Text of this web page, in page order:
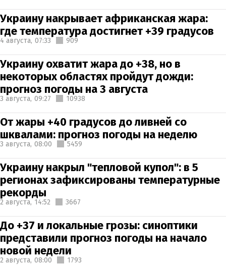
Украину накрывает африканская жара:
где температура достигнет +39 градусов
4 августа, 07:33 909
Украину охватит жара до +38, но в
некоторых областях пройдут дожди:
прогноз погоды на 3 августа
3 августа, 09:27 10938
От жары +40 градусов до ливней со
шквалами: прогноз погоды на неделю
3 августа, 08:00 5459
Украину накрыл "тепловой купол": в 5
регионах зафиксированы температурные
рекорды
2 августа, 14:52 3667
До +37 и локальные грозы: синоптики
представили прогноз погоды на начало
новой недели
2 августа, 08:00 1793